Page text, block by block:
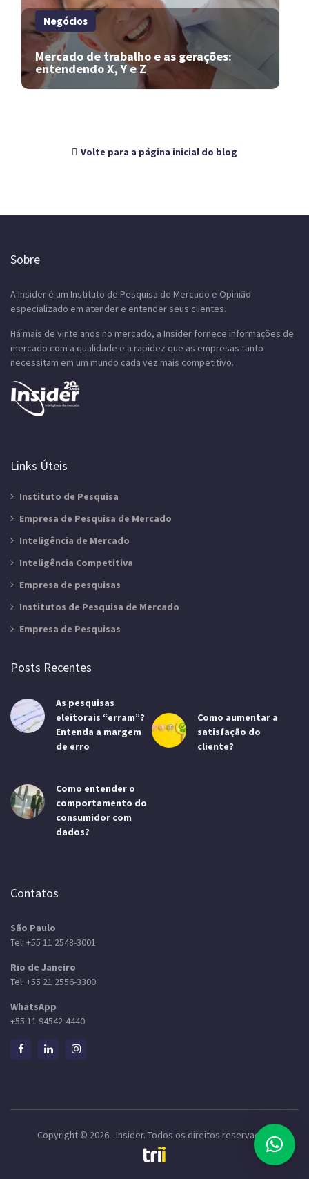
Negócios
Mercado de trabalho e as gerações:
entendendo X, Y e Z
Volte para a página inicial do blog
Sobre
A Insider é um Instituto de Pesquisa de Mercado e Opinião
especializado em atender e entender seus clientes.
Há mais de vinte anos no mercado, a Insider fornece informações de
mercado com a qualidade e a rapidez que as empresas tanto
necessitam em um mundo cada vez mais competitivo.
Links Úteis
Instituto de Pesquisa
Empresa de Pesquisa de Mercado
Inteligência de Mercado
Inteligência Competitiva
Empresa de pesquisas
Institutos de Pesquisa de Mercado
Empresa de Pesquisas
Posts Recentes
As pesquisas
eleitorais “erram”?
Entenda a margem
de erro
Como aumentar a
satisfação do
cliente?
Como entender o
comportamento do
consumidor com
dados?
Contatos
São Paulo
Tel: +55 11 2548-3001
Rio de Janeiro
Tel: +55 21 2556-3300
WhatsApp
+55 11 94542-4440
Copyright © 2026 - Insider. Todos os direitos reservados.